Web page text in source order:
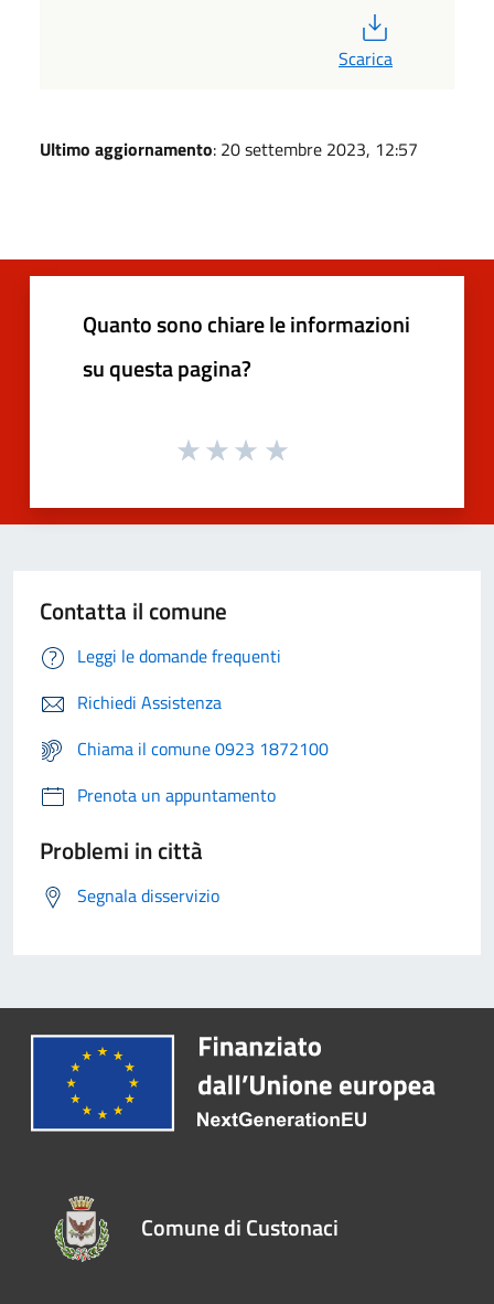
Scarica
Ultimo aggiornamento: 20 settembre 2023, 12:57
Quanto sono chiare le informazioni
su questa pagina?
Contatta il comune
Leggi le domande frequenti
Richiedi Assistenza
Chiama il comune 0923 1872100
Prenota un appuntamento
Problemi in città
Segnala disservizio
Comune di Custonaci